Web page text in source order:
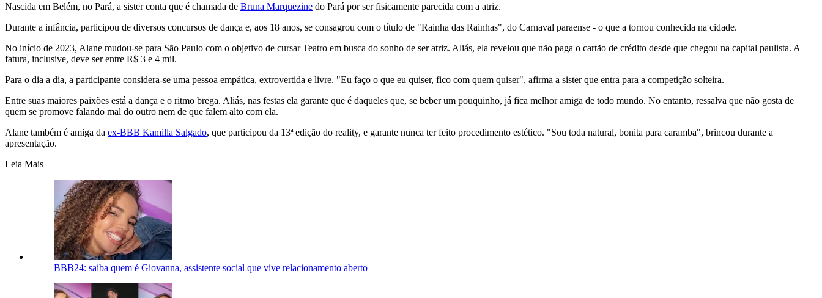
Nascida em Belém, no Pará, a sister conta que é chamada de Bruna Marquezine do Pará por ser fisicamente parecida com a atriz.
Durante a infância, participou de diversos concursos de dança e, aos 18 anos, se consagrou com o título de "Rainha das Rainhas", do Carnaval paraense - o que a tornou conhecida na cidade.
No início de 2023, Alane mudou-se para São Paulo com o objetivo de cursar Teatro em busca do sonho de ser atriz. Aliás, ela revelou que não paga o cartão de crédito desde que chegou na capital paulista. A
fatura, inclusive, deve ser entre R$ 3 e 4 mil.
Para o dia a dia, a participante considera-se uma pessoa empática, extrovertida e livre. "Eu faço o que eu quiser, fico com quem quiser", afirma a sister que entra para a competição solteira.
Entre suas maiores paixões está a dança e o ritmo brega. Aliás, nas festas ela garante que é daqueles que, se beber um pouquinho, já fica melhor amiga de todo mundo. No entanto, ressalva que não gosta de
quem se promove falando mal do outro nem de que falem alto com ela.
Alane também é amiga da ex-BBB Kamilla Salgado, que participou da 13ª edição do reality, e garante nunca ter feito procedimento estético. "Sou toda natural, bonita para caramba", brincou durante a
apresentação.
Leia Mais
BBB24: saiba quem é Giovanna, assistente social que vive relacionamento aberto